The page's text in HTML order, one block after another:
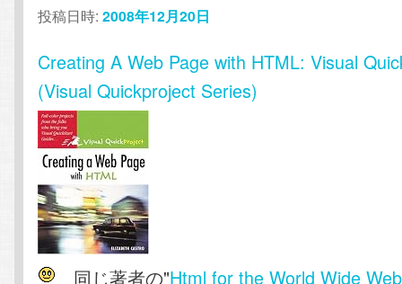
投稿日時:2008年12月20日
Creating A Web Page with HTML: Visual
(Visual Quickproject Series)
同じ著者の"Html for the World Wide